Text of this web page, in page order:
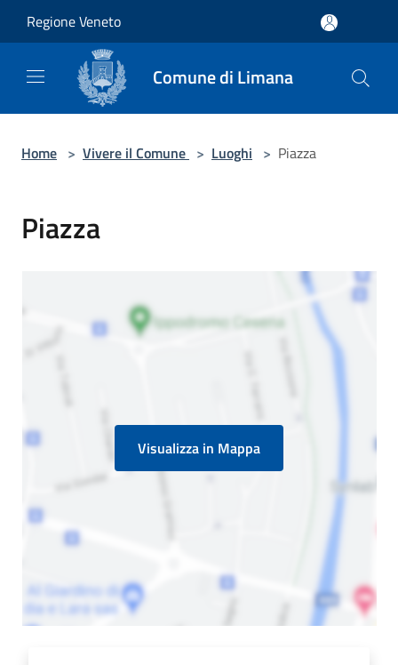
Regione Veneto
Comune di Limana
Home > Vivere il Comune > Luoghi > Piazza
Piazza
Visualizza in Mappa